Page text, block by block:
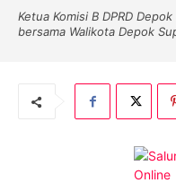
Ketua Komisi B DPRD
bersama Walikota Depok